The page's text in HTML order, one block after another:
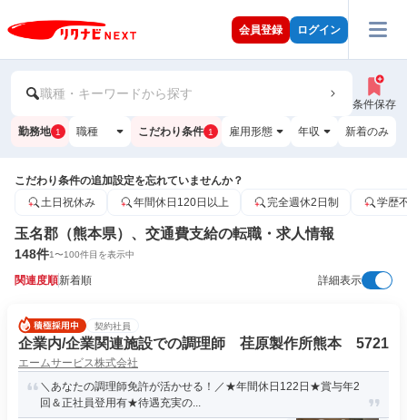
会員登録 ログイン
職種・キーワードから探す
条件保存
勤務地 1 職種 こだわり条件 1 雇用形態 年収 新着のみ
こだわり条件の追加設定を忘れていませんか？
土日祝休み
年間休日120日以上 完全週休2日制 学歴
玉名郡（熊本県）、交通費支給の転職・求人情報
148件1〜100件目を表示中
関連度順新着順 詳細表示
契約社員
企業内/企業関連施設での調理師 荏原製作所熊本 5721
エームサービス株式会社
＼あなたの調理師免許が活かせる！／★年間休日122日★賞与年2
回＆正社員登用有★待遇充実の...